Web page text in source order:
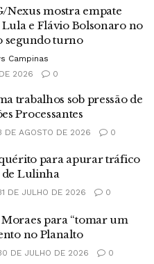
Nexus mostra empate
e Flávio Bolsonaro no
segundo turno
Campinas
2026
0
trabalhos sob pressão de
Processantes
DE AGOSTO DE 2026 0
para apurar tráfico
Lulinha
DE JULHO DE 2026 0
para “tomar um
no Planalto
DE JULHO DE 2026 0